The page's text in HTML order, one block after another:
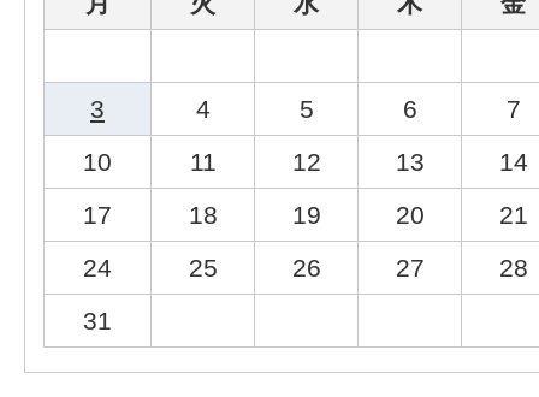
3 4 5 6
7
10
11 12 13
14
17
18 19 20
21
24
25 26 27
28
31